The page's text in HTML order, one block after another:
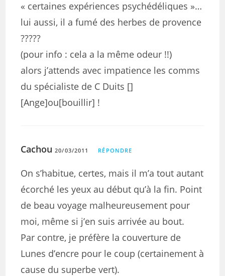
« certaines expériences psychédéliques »…
lui aussi, il a fumé des herbes de provence
?????
(pour info : cela a la même odeur !!)
alors j’attends avec impatience les comms
du spécialiste de C Duits []
[Ange]ou[bouillir] !
Cachou 20/03/2011 RÉPONDRE
On s’habitue, certes, mais il m’a tout autant
écorché les yeux au début qu’à la fin. Point
de beau voyage malheureusement pour
moi, même si j’en suis arrivée au bout.
Par contre, je préfère la couverture de
Lunes d’encre pour le coup (certainement à
cause du superbe vert).